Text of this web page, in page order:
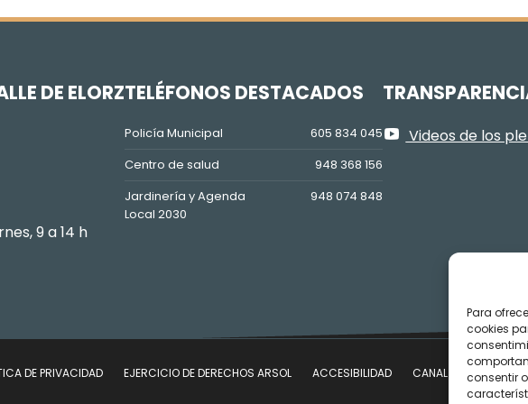
Para
cookies
consentir
DE ELORZ
9 a 14 h
TELÉFONOS DESTACADOS
Policía Municipal
605 834 045
Centro de salud
948 368 156
Jardinería y Agenda
Local 2030
948 074 848
Videos de los
DE PRIVACIDAD EJERCICIO DE DERECHOS ARSOL ACCESIBILIDAD CANAL DE DENUNCIAS